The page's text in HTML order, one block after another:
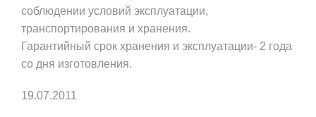
соблюдении условий эксплуатации,
транспортирования и хранения.
Гарантийный срок хранения и эксплуатации- 2 года
со дня изготовления.
19.07.2011